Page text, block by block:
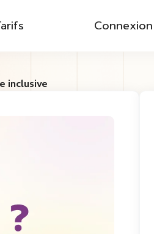
Connexion
inclusive